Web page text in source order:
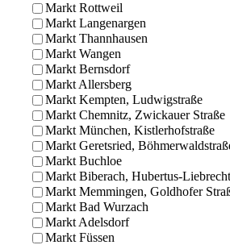
Markt Rottweil
Markt Langenargen
Markt Thannhausen
Markt Wangen
Markt Bernsdorf
Markt Allersberg
Markt Kempten, Ludwigstraße
Markt Chemnitz, Zwickauer Straße
Markt München, Kistlerhofstraße
Markt Geretsried,
Markt Buchloe
Markt Biberach, Hubertus-
Markt Memmingen, Goldhofer
Markt Bad Wurzach
Markt Adelsdorf
Markt Füssen